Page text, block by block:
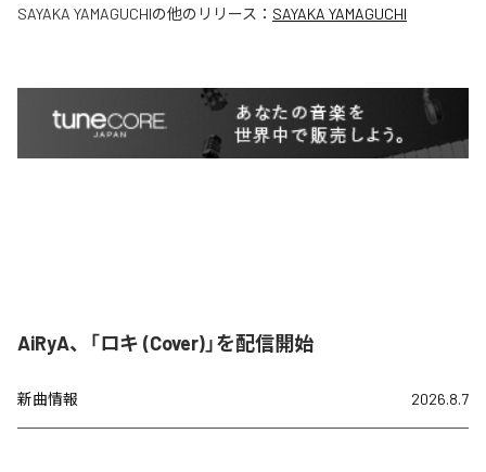
SAYAKA YAMAGUCHIの他のリリース： SAYAKA YAMAGUCHI
AiRyA、「ロキ (Cover)」を配信開始
新曲情報 2026.8.7